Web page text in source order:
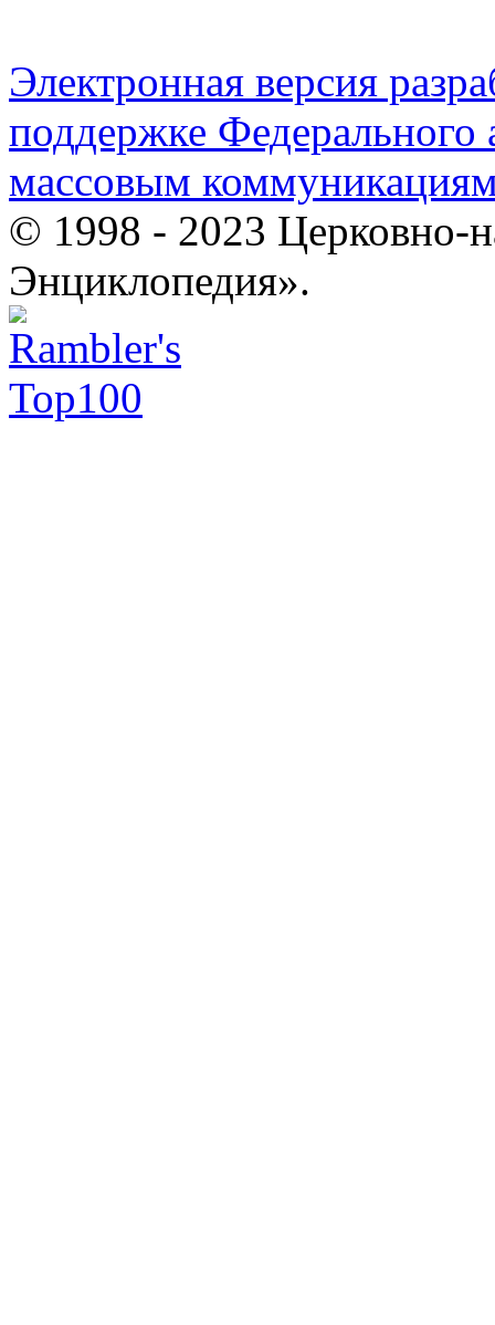
Электронная версия
поддержке Федерального
массовым
© 1998 - 2023 Церковно-
Энциклопедия».